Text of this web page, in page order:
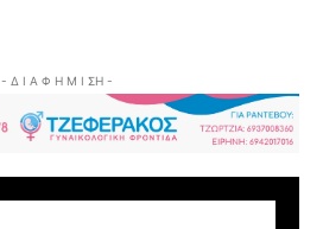
- Δ Ι Α Φ Η Μ Ι ΣΗ -